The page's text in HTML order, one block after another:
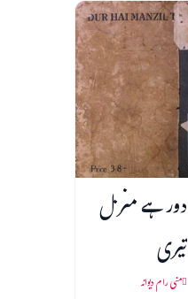
دور ہے منزل
تیری
منی رام دیوانہ